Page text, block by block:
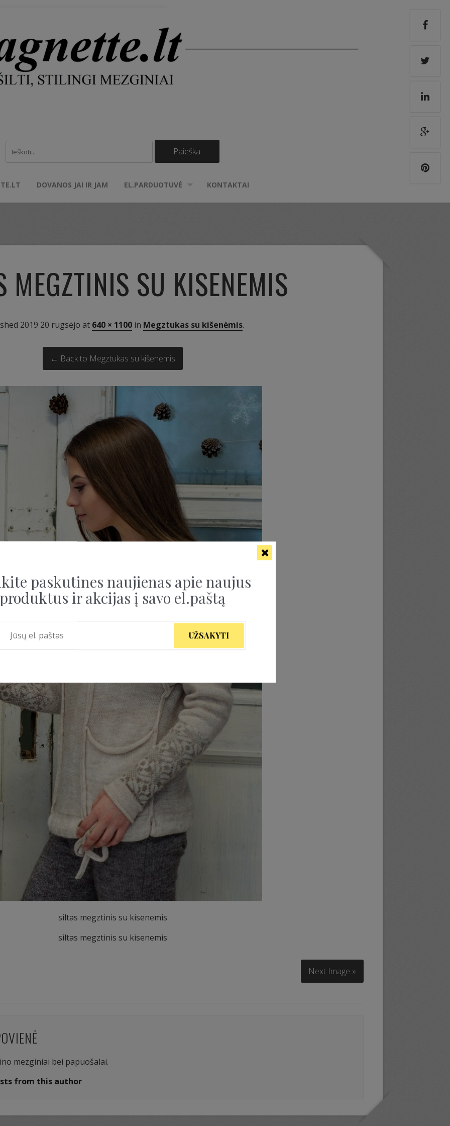
DOVANOS JAI IR JAM EL.PARDUOTUVĖ KONTAKTAI
MEGZTINIS SU KISENEMIS
2019 20 rugsėjo at 640 × 1100 in Megztukas su kišenėmis.
← Back to Megztukas su kišenėmis
siltas megztinis su kisenemis
siltas megztinis su kisenemis
Next Image »
mezginiai bei papuošalai.
from this author
paskutines naujienas apie naujus
produktus ir akcijas į savo el.paštą
UŽSAKYTI